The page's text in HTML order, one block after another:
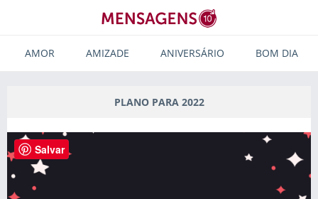
AMOR AMIZADE ANIVERSÁRIO BOM DIA
PLANO PARA 2022
Salvar